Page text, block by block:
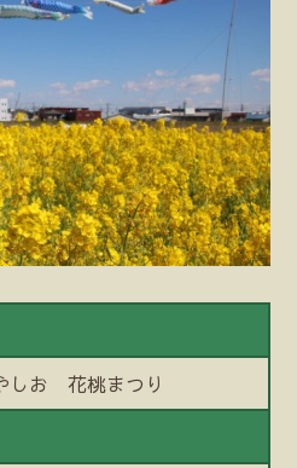
しお 花桃まつり